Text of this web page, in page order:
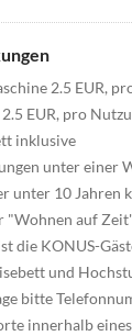
2.5 EUR,
EUR, pro
inklusive
unter einer
unter 10 Jahren
"Wohnen auf
die KONUS-
und
bitte
innerhalb